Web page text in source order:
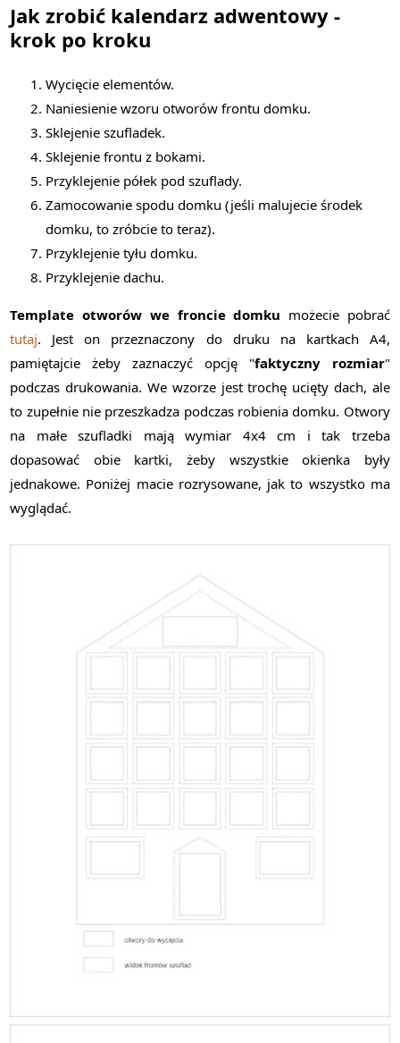
Jak zrobić kalendarz adwentowy -
krok po kroku
Wycięcie elementów.
Naniesienie wzoru otworów frontu domku.
Sklejenie szufladek.
Sklejenie frontu z bokami.
Przyklejenie półek pod szuflady.
Zamocowanie spodu domku (jeśli malujecie środek
domku, to zróbcie to teraz).
Przyklejenie tyłu domku.
Przyklejenie dachu.
Template otworów we froncie domku możecie pobrać
tutaj. Jest on przeznaczony do druku na kartkach A4,
pamiętajcie żeby zaznaczyć opcję "faktyczny rozmiar"
podczas drukowania. We wzorze jest trochę ucięty dach, ale
to zupełnie nie przeszkadza podczas robienia domku. Otwory
na małe szufladki mają wymiar 4x4 cm i tak trzeba
dopasować obie kartki, żeby wszystkie okienka były
jednakowe. Poniżej macie rozrysowane, jak to wszystko ma
wyglądać.